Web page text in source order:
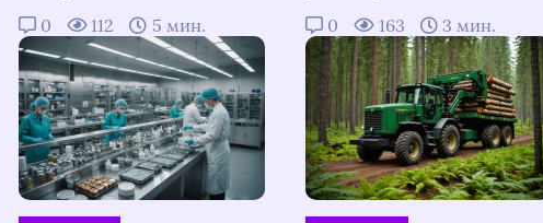
0 112 5 мин. 0 163 3 мин.